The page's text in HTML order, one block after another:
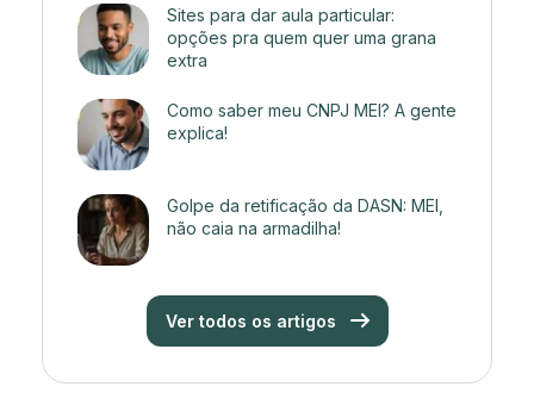
Sites para dar aula particular:
opções pra quem quer uma grana
extra
Como saber meu CNPJ MEI? A gente
explica!
Golpe da retificação da DASN: MEI,
não caia na armadilha!
Ver todos os artigos